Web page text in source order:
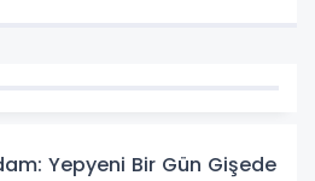
Yepyeni Bir Gün Gişede